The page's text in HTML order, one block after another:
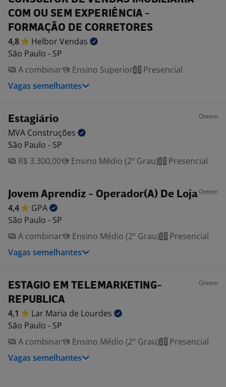
COM OU SEM EXPERIÊNCIA -
FORMAÇÃO DE CORRETORES
4,8 HelborVendas
São Paulo - SP
A combinar
Ensino Superior
Presencial
Vagas semelhantes
Estagiário Ontem
MVA Construções
São Paulo - SP
R$ 3.300,00
Ensino Médio (2º Grau) Presencial
Jovem Aprendiz - Operador(A) De LojaOntem
4,4
GPA
São Paulo - SP
A combinar
Ensino Médio (2º Grau)
Presencial
Vagas semelhantes
ESTAGIO EM TELEMARKETING-
REPUBLICA
Ontem
4,1 Lar Maria de Lourdes
São Paulo - SP
A combinar
Ensino Médio (2º Grau)
Presencial
Vagas semelhantes